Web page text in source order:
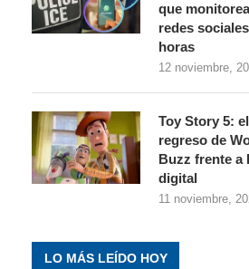
que
redes
horas
12 noviembre,
Toy Story 5: el
regreso de
Buzz frente a
digital
11 noviembre,
LO MÁS LEÍDO HOY